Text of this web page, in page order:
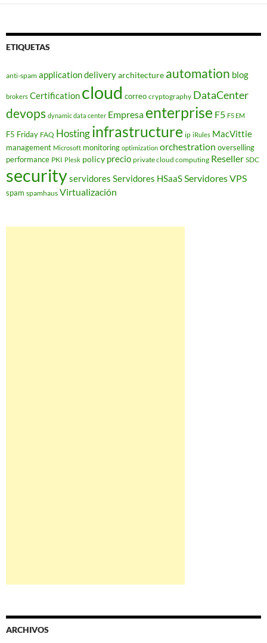
ETIQUETAS
anti-spam application deliveryarchitecture automation blog
brokers Certification cloud correo cryptography DataCenter
devops dynamic data center Empresa enterprise F5 F5 EM
F5 Friday FAQ Hostinginfrastructure ip iRules MacVittie
management Microsoft monitoring optimization orchestration overselling
performance PKI Plesk policy precio private cloud computing Reseller SDC
securityservidores Servidores HSaaSServidores VPS
spam spamhaus Virtualización
ARCHIVOS